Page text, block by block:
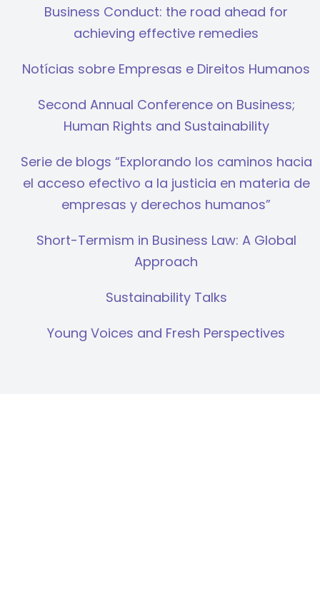
Business Conduct: the road ahead for
achieving effective remedies
Notícias sobre Empresas e Direitos Humanos
Second Annual Conference on Business;
Human Rights and Sustainability
Serie de blogs “Explorando los caminos hacia
el acceso efectivo a la justicia en materia de
empresas y derechos humanos”
Short-Termism in Business Law: A Global
Approach
Sustainability Talks
Young Voices and Fresh Perspectives